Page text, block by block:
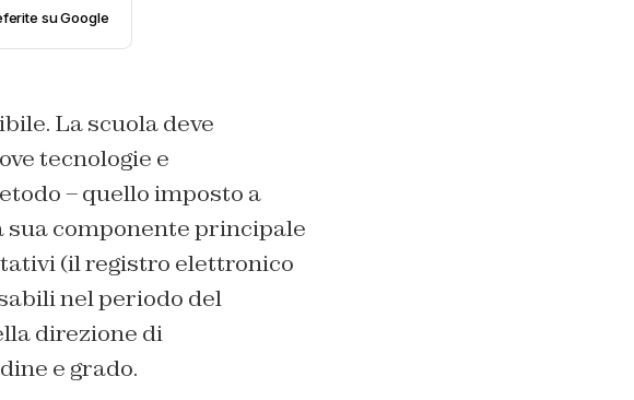
su Google
La scuola deve
tecnologie e
– quello imposto a
sua componente principale
(il registro elettronico
nel periodo del
direzione di
e grado.